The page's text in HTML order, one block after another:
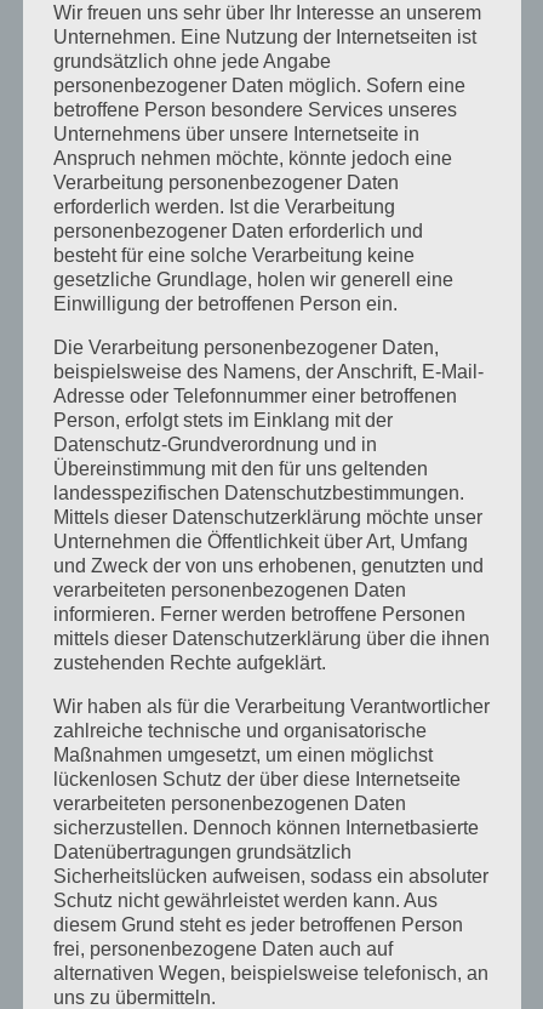
März 2024
Januar 2024
Dezember 2023
November 2023
Oktober 2023
September 2023
Juli 2023
Mai 2023
April 2023
März 2023
Februar 2023
Dezember 2022
November 2022
Oktober 2022
August 2022
Juli 2022
April 2022
Februar 2022
Januar 2022
Dezember 2021
Oktober 2021
Wir freuen uns sehr über Ihr Interesse an unserem
Unternehmen. Eine Nutzung der Internetseiten ist
grundsätzlich ohne jede Angabe
personenbezogener Daten möglich. Sofern eine
betroffene Person besondere Services unseres
Unternehmens über unsere Internetseite in
Anspruch nehmen möchte, könnte jedoch eine
Verarbeitung personenbezogener Daten
erforderlich werden. Ist die Verarbeitung
personenbezogener Daten erforderlich und
besteht für eine solche Verarbeitung keine
gesetzliche Grundlage, holen wir generell eine
Einwilligung der betroffenen Person ein.
Die Verarbeitung personenbezogener Daten,
beispielsweise des Namens, der Anschrift, E-Mail-
Adresse oder Telefonnummer einer betroffenen
Person, erfolgt stets im Einklang mit der
Datenschutz-Grundverordnung und in
Übereinstimmung mit den für uns geltenden
landesspezifischen Datenschutzbestimmungen.
Mittels dieser Datenschutzerklärung möchte unser
Unternehmen die Öffentlichkeit über Art, Umfang
und Zweck der von uns erhobenen, genutzten und
verarbeiteten personenbezogenen Daten
informieren. Ferner werden betroffene Personen
mittels dieser Datenschutzerklärung über die ihnen
zustehenden Rechte aufgeklärt.
Wir haben als für die Verarbeitung Verantwortlicher
zahlreiche technische und organisatorische
Maßnahmen umgesetzt, um einen möglichst
lückenlosen Schutz der über diese Internetseite
verarbeiteten personenbezogenen Daten
sicherzustellen. Dennoch können Internetbasierte
Datenübertragungen grundsätzlich
Sicherheitslücken aufweisen, sodass ein absoluter
Schutz nicht gewährleistet werden kann. Aus
diesem Grund steht es jeder betroffenen Person
frei, personenbezogene Daten auch auf
alternativen Wegen, beispielsweise telefonisch, an
uns zu übermitteln.